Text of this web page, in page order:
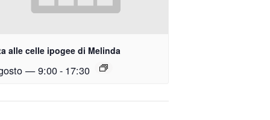
alle celle ipogee di Melinda
— 9:00- 17:30